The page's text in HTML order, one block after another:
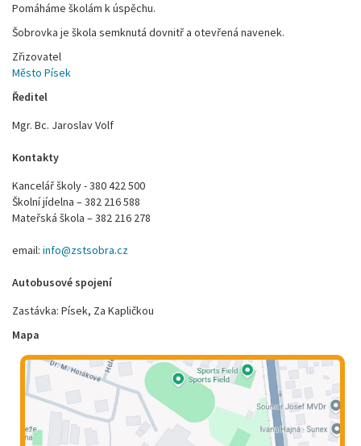
Pomáháme školám k úspěchu.
Šobrovka je škola semknutá dovnitř a otevřená navenek.
Zřizovatel
Město Písek
Ředitel
Mgr. Bc. Jaroslav Volf
Kontakty
Kancelář školy - 380 422 500
Školní jídelna – 382 216 588
Mateřská škola – 382 216 278
email: info@zstsobra.cz
Autobusové spojení
Zastávka: Písek, Za Kapličkou
Mapa